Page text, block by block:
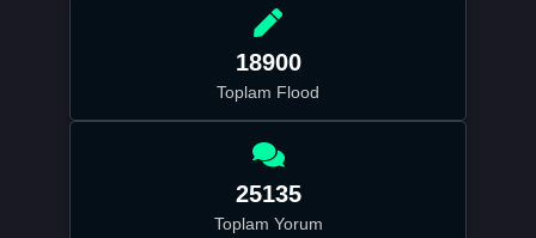
18900
Toplam Flood
25135
Toplam Yorum